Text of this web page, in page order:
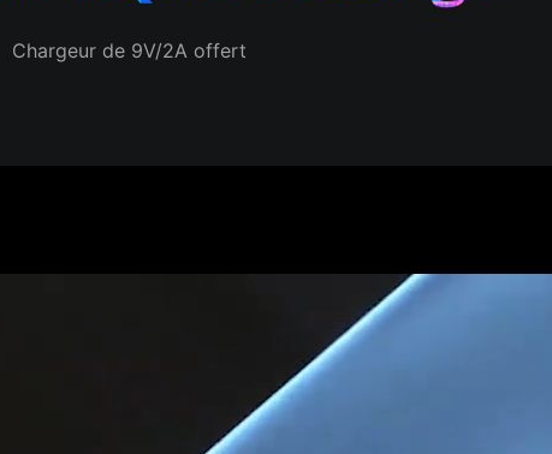
Chargeur de 9V/2A offert